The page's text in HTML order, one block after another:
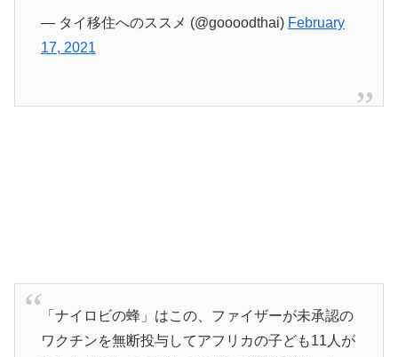
— タイ移住へのススメ (@goooodthai) February
17, 2021
「ナイロビの蜂」はこの、ファイザーが未承認の
ワクチンを無断投与してアフリカの子ども11人が